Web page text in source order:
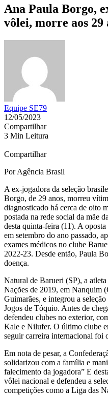
Ana Paula Borgo,
vôlei, morre aos 29
Equipe SE79
12/05/2023
Compartilhar
3 Min Leitura
Compartilhar
Por Agência Brasil
A ex-jogadora da seleção
Borgo, de 29 anos, morreu
diagnosticado há cerca de oito
postada na rede social da mãe
desta quinta-feira (11). A oposta
em setembro do ano passado,
exames médicos no clube
2022-23. Desde então, Paula
doença.
Natural de Barueri (SP), a
Nações de 2019, em Nanquim
Guimarães, e integrou a
Jogos de Tóquio. Antes de
defendeu clubes no exterior,
Kale e Nilufer. O último clube
seguir carreira internacional foi
Em nota de pesar, a
solidarizou com a família e
falecimento da jogadora” E
vôlei nacional e defendeu a
competições como a Liga das